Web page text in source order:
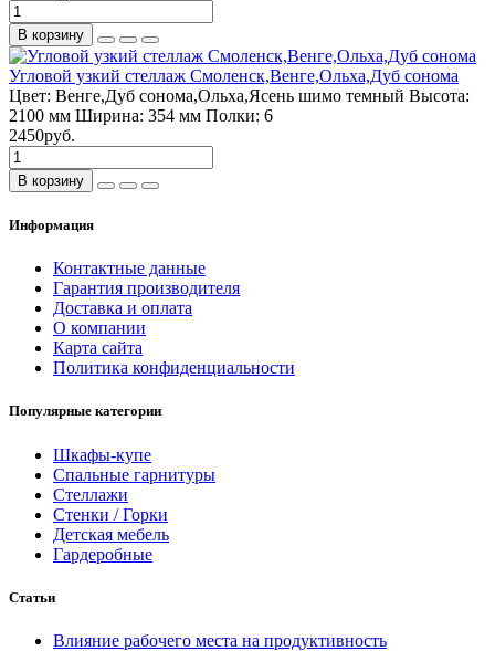
В корзину
Угловой узкий стеллаж Смоленск,Венге,Ольха,Дуб сонома
Цвет: Венге,Дуб сонома,Ольха,Ясень шимо темный Высота:
2100 мм Ширина: 354 мм Полки: 6
2450руб.
В корзину
Информация
Контактные данные
Гарантия производителя
Доставка и оплата
О компании
Карта сайта
Политика конфиденциальности
Популярные категории
Шкафы-купе
Спальные гарнитуры
Стеллажи
Стенки / Горки
Детская мебель
Гардеробные
Статьи
Влияние рабочего места на продуктивность